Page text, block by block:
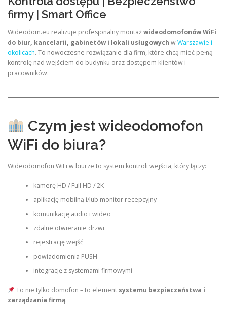
firmy | Smart Office
Wideodom.eu realizuje profesjonalny montażwideodomofonów WiFi
do biur, kancelarii, gabinetów i lokali usługowych wWarszawie i
okolicach. To nowoczesne rozwiązanie dla firm, które chcą mieć pełną
kontrolę nad wejściem do budynku oraz dostępem klientów i
pracowników.
Czym jest wideodomofon
WiFi do biura?
Wideodomofon WiFi w biurze to system kontroli wejścia, który łączy:
kamerę HD / Full HD / 2K
aplikację mobilną i/lub monitor recepcyjny
komunikację audio i wideo
zdalne otwieranie drzwi
rejestrację wejść
powiadomienia PUSH
integrację z systemami firmowymi
To nie tylko domofon – to element systemu bezpieczeństwa i
zarządzania firmą.